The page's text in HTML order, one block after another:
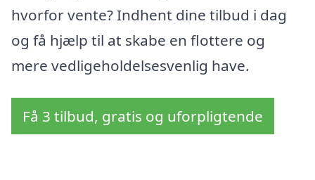
hvorfor vente? Indhent dine tilbud i dag
og få hjælp til at skabe en flottere og
mere vedligeholdelsesvenlig have.
Få 3 tilbud, gratis og uforpligtende